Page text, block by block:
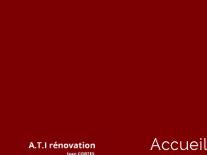
Accueil